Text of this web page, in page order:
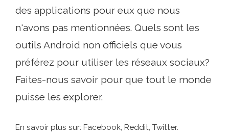
des applications pour eux que nous
n'avons pas mentionnées. Quels sont les
outils Android non officiels que vous
préférez pour utiliser les réseaux sociaux?
Faites-nous savoir pour que tout le monde
puisse les explorer.
En savoir plus sur: Facebook, Reddit, Twitter.